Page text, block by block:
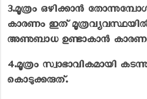
3.മൂത്രം ഒഴിക്കാൻ തോന്നുമ്പോൾ
കാരണം ഇത് മൂത്രവ്യവസ്ഥയിൽ
അണുബാധ ഉണ്ടാകാൻ
4.മൂത്രം സ്വാഭാവികമായി
കൊടുക്കരുത്.